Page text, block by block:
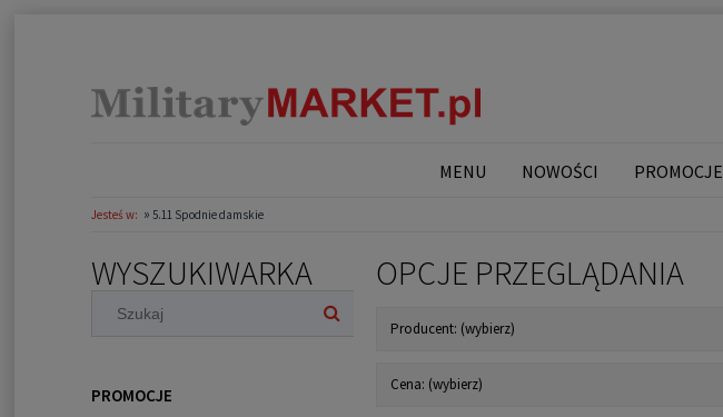
MENU NOWOŚCI PROMOCJE
Jesteś w: » 5.11 Spodnie damskie
WYSZUKIWARKA
PROMOCJE
OPCJE PRZEGLĄDANIA
Producent: (wybierz)
Cena: (wybierz)